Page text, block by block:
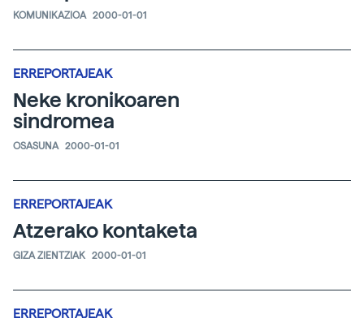
KOMUNIKAZIOA 2000-01-01
ERREPORTAJEAK
Neke kronikoaren
sindromea
OSASUNA 2000-01-01
ERREPORTAJEAK
Atzerako kontaketa
GIZA ZIENTZIAK 2000-01-01
ERREPORTAJEAK